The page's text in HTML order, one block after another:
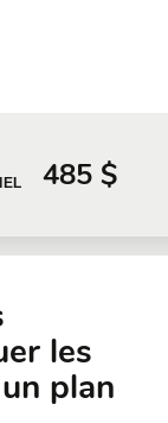
485 $
les
plan